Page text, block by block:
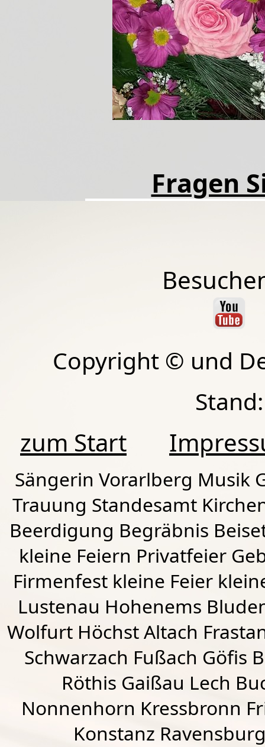
Fragen
Copyright © und
zum Start
Sängerin Vorarlberg Musik
Trauung Standesamt
Beerdigung Begräbnis
kleine Feiern Privatfeier
Firmenfest kleine Feier
Lustenau Hohenems
Wolfurt HöchstAltach
Schwarzach Fußach Göfis
Röthis Gaißau Lech
Nonnenhorn Kressbronn
Konstanz